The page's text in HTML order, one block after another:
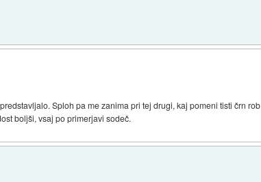
Sploh pa me zanima pri tej drugi, kaj pomeni tisti črn rob
boljši, vsaj po primerjavi sodeč.